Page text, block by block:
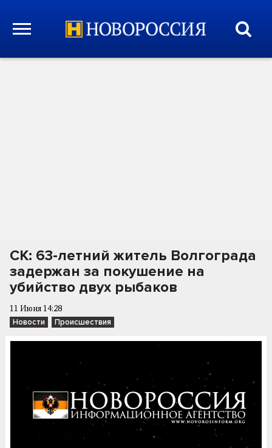
СК: 63-летний житель Волгограда
задержан за покушение на
убийство двух рыбаков
11 Июня 14:28
Новости Происшествия